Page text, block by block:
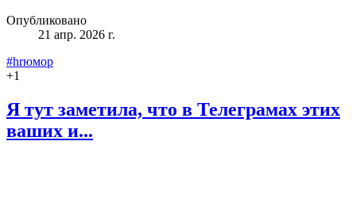
Опубликовано
21 апр. 2026 г.
#hrюмор
+1
Я тут заметила, что в Телеграмах этих
ваших и...